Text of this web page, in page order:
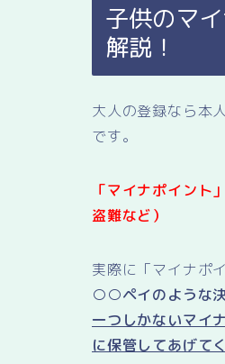
子供のマ
解説！
大人の登録なら本
です。
「マイナポイント
盗難など）
実際に「マイナポ
○○ペイのような
一つしかないマイ
に保管してあげて